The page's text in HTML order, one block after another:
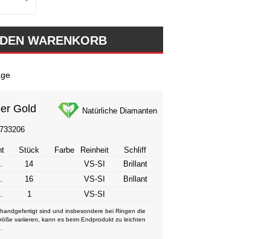
Gold Natürliche Diamanten
Stück Farbe Reinheit
Schliff
14 VS-SI
Brillant
16 VS-SI
Brillant
1 VS-SI
sind und insbesondere bei Ringen die
variieren, kann es beim Endprodukt zu leichten